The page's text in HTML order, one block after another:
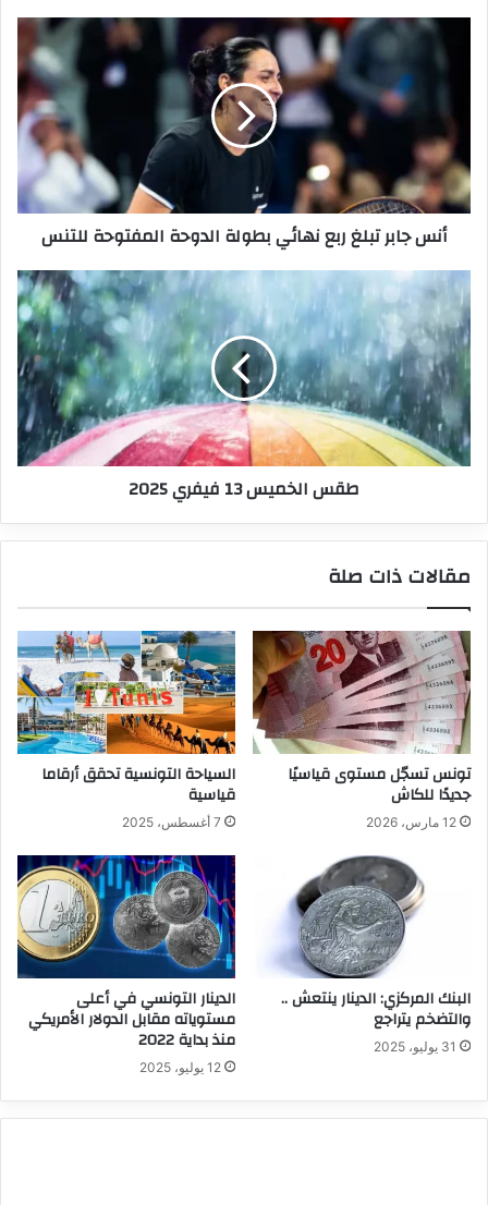
نهائي
بطولة
الدوحة
المفتوحة
للتنس
أنس جابر تبلغ ربع نهائي بطولة الدوحة المفتوحة للتنس
الخميس
13
فيفري
2025
طقس الخميس 13 فيفري 2025
مقالات ذات صلة
تونس تسجّل مستوى قياسيًا
جديدًا للكاش
12 مارس، 2026
السياحة التونسية تحقق أرقاما
قياسية
7 أغسطس، 2025
البنك المركزي: الدينار ينتعش ..
والتضخم يتراجع
31 يوليو، 2025
الدينار التونسي في أعلى
مستوياته مقابل الدولار الأمريكي
منذ بداية 2022
12 يوليو، 2025